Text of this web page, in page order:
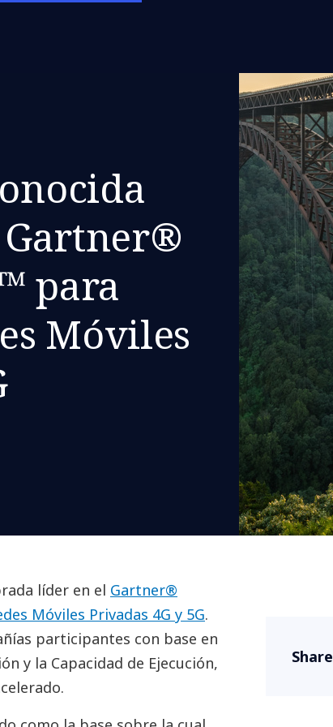
para
Móviles
líder en el Gartner®
Móviles Privadas 4G y 5G.
participantes con base en
y la Capacidad de Ejecución,